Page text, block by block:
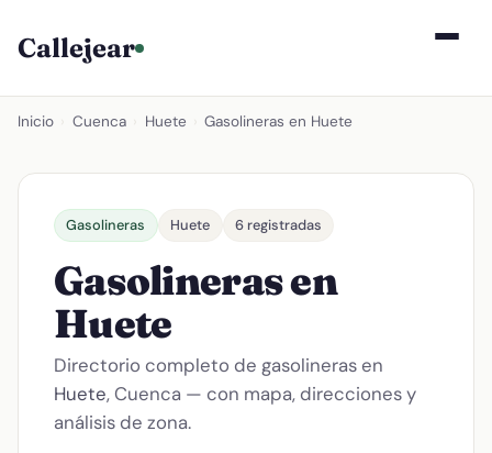
Callejear
Inicio Cuenca Huete Gasolineras en Huete
Gasolineras Huete 6 registradas
Gasolineras en
Huete
Directorio completo de gasolineras en
Huete, Cuenca — con mapa, direcciones y
análisis de zona.